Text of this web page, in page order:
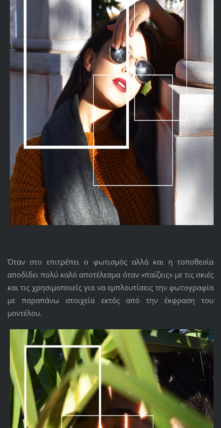
Όταν στο επιτρέπει ο φωτισμός αλλά και η τοποθεσία
αποδίδει πολύ καλό αποτέλεσμα όταν «παίζεις» με τις σκιές
και τις χρησιμοποιείς για να εμπλουτίσεις την φωτογραφία
με παραπάνω στοιχεία εκτός από την έκφραση του
μοντέλου.